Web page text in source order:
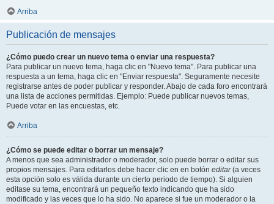
Arriba
Publicación de mensajes
¿Cómo puedo crear un nuevo tema o enviar una respuesta?
Para publicar un nuevo tema, haga clic en "Nuevo tema". Para publicar una
respuesta a un tema, haga clic en "Enviar respuesta". Seguramente necesite
registrarse antes de poder publicar y responder. Abajo de cada foro encontrará
una lista de acciones permitidas. Ejemplo: Puede publicar nuevos temas,
Puede votar en las encuestas, etc.
Arriba
¿Cómo se puede editar o borrar un mensaje?
A menos que sea administrador o moderador, solo puede borrar o editar sus
propios mensajes. Para editarlos debe hacer clic en en botón editar(a veces
esta opción solo es válida durante un cierto periodo de tiempo). Si alguien
editase su tema, encontrará un pequeño texto indicando que ha sido
modificado y las veces que lo ha sido. No aparece si fue un moderador o la